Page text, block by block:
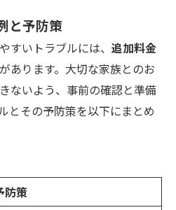
と予防策
すいトラブルには、 追加料金
あります。大切な家族とのお
ないよう、事前の確認と準備
とその予防策を以下にまとめ
防策